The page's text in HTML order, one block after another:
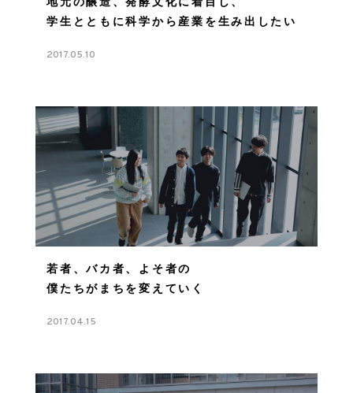
学生とともに科学から産業を生み出したい
2017.05.10
若者、バカ者、よそ者の
僕たちがまちを変えていく
2017.04.15